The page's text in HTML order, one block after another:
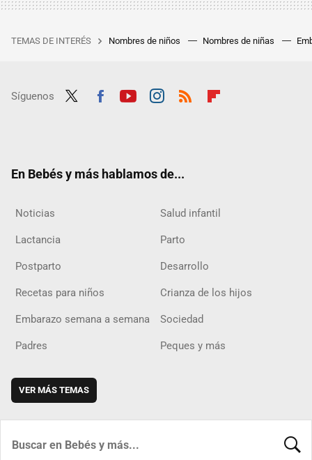
TEMAS DE INTERÉS Nombres de niños Nombres de niñas
Síguenos
En Bebés y más hablamos de...
Noticias Salud infantil
Lactancia Parto
Postparto Desarrollo
Recetas para niños Crianza de los hijos
Embarazo semana a semana Sociedad
Padres Peques y más
VER MÁS TEMAS